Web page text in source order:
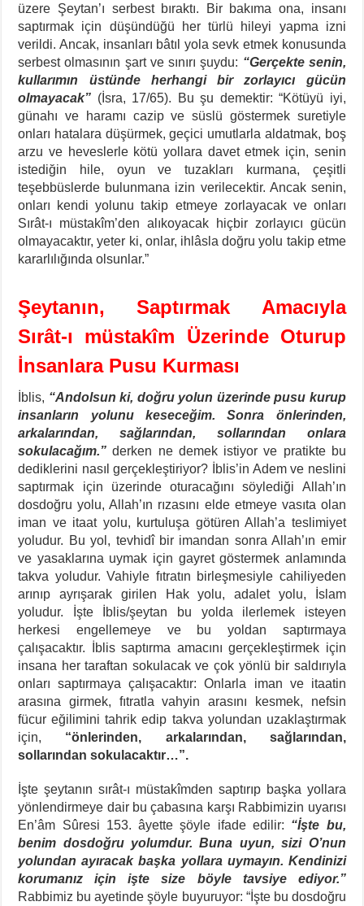
üzere Şeytan’ı serbest bıraktı. Bir bakıma ona, insanı
saptırmak için düşündüğü her türlü hileyi yapma izni
verildi. Ancak, insanları bâtıl yola sevk etmek konusunda
serbest olmasının şart ve sınırı şuydu: “Gerçekte senin,
kullarımın üstünde herhangi bir zorlayıcı gücün
olmayacak” (İsra, 17/65). Bu şu demektir: “Kötüyü iyi,
günahı ve haramı cazip ve süslü göstermek suretiyle
onları hatalara düşürmek, geçici umutlarla aldatmak, boş
arzu ve heveslerle kötü yollara davet etmek için, senin
istediğin hile, oyun ve tuzakları kurmana, çeşitli
teşebbüslerde bulunmana izin verilecektir. Ancak senin,
onları kendi yolunu takip etmeye zorlayacak ve onları
Sırât-ı müstakîm’den alıkoyacak hiçbir zorlayıcı gücün
olmayacaktır, yeter ki, onlar, ihlâsla doğru yolu takip etme
kararlılığında olsunlar.”
Şeytanın, Saptırmak Amacıyla
Sırât-ı müstakîm Üzerinde Oturup
İnsanlara Pusu Kurması
İblis, “Andolsun ki, doğru yolun üzerinde pusu kurup
insanların yolunu keseceğim. Sonra önlerinden,
arkalarından, sağlarından, sollarından onlara
sokulacağım.” derken ne demek istiyor ve pratikte bu
dediklerini nasıl gerçekleştiriyor? İblis’in Adem ve neslini
saptırmak için üzerinde oturacağını söylediği Allah’ın
dosdoğru yolu, Allah’ın rızasını elde etmeye vasıta olan
iman ve itaat yolu, kurtuluşa götüren Allah’a teslimiyet
yoludur. Bu yol, tevhidî bir imandan sonra Allah’ın emir
ve yasaklarına uymak için gayret göstermek anlamında
takva yoludur. Vahiyle fıtratın birleşmesiyle cahiliyeden
arınıp ayrışarak girilen Hak yolu, adalet yolu, İslam
yoludur. İşte İblis/şeytan bu yolda ilerlemek isteyen
herkesi engellemeye ve bu yoldan saptırmaya
çalışacaktır. İblis saptırma amacını gerçekleştirmek için
insana her taraftan sokulacak ve çok yönlü bir saldırıyla
onları saptırmaya çalışacaktır: Onlarla iman ve itaatin
arasına girmek, fıtratla vahyin arasını kesmek, nefsin
fücur eğilimini tahrik edip takva yolundan uzaklaştırmak
için, “önlerinden, arkalarından, sağlarından,
sollarından sokulacaktır…”.
İşte şeytanın sırât-ı müstakîmden saptırıp başka yollara
yönlendirmeye dair bu çabasına karşı Rabbimizin uyarısı
En’âm Sûresi 153. âyette şöyle ifade edilir: “İşte bu,
benim dosdoğru yolumdur. Buna uyun, sizi O’nun
yolundan ayıracak başka yollara uymayın. Kendinizi
korumanız için işte size böyle tavsiye ediyor.”
Rabbimiz bu ayetinde şöyle buyuruyor: “İşte bu dosdoğru